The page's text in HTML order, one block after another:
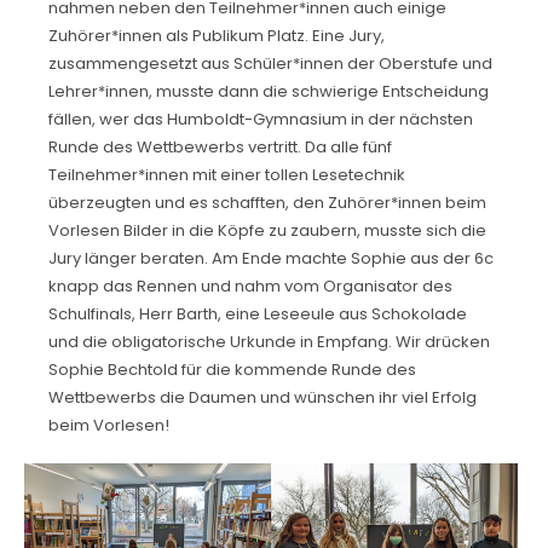
nahmen neben den Teilnehmer*innen auch einige
Zuhörer*innen als Publikum Platz. Eine Jury,
zusammengesetzt aus Schüler*innen der Oberstufe und
Lehrer*innen, musste dann die schwierige Entscheidung
fällen, wer das Humboldt-Gymnasium in der nächsten
Runde des Wettbewerbs vertritt. Da alle fünf
Teilnehmer*innen mit einer tollen Lesetechnik
überzeugten und es schafften, den Zuhörer*innen beim
Vorlesen Bilder in die Köpfe zu zaubern, musste sich die
Jury länger beraten. Am Ende machte Sophie aus der 6c
knapp das Rennen und nahm vom Organisator des
Schulfinals, Herr Barth, eine Leseeule aus Schokolade
und die obligatorische Urkunde in Empfang. Wir drücken
Sophie Bechtold für die kommende Runde des
Wettbewerbs die Daumen und wünschen ihr viel Erfolg
beim Vorlesen!